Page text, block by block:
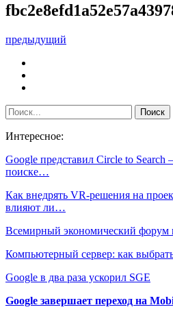
предыдущий
Интересное:
Google представил Circle to
поиске…
Как внедрять VR-решения на
влияют ли…
Всемирный экономический форум
Компьютерный сервер: как
Google в два раза ускорил SGE
Google завершает переход на